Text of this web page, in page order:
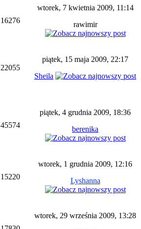
16276
wtorek, 7 kwietnia 2009, 11:14
rawimir
22055
piątek, 15 maja 2009, 22:17
Sheila
45574
piątek, 4 grudnia 2009, 18:36
berenika
15220
wtorek, 1 grudnia 2009, 12:16
Lyshanna
wtorek, 29 września 2009, 13:28